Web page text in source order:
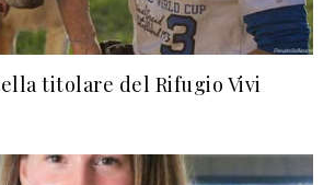
titolare del Rifugio Vivi